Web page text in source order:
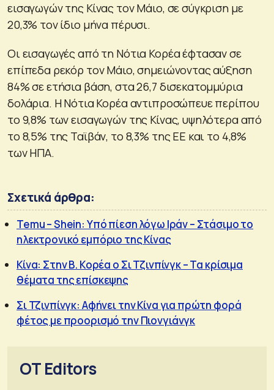
εισαγωγών της Κίνας τον Μάιο, σε σύγκριση με
20,3% τον ίδιο μήνα πέρυσι.
Οι εισαγωγές από τη Νότια Κορέα έφτασαν σε
επίπεδα ρεκόρ τον Μάιο, σημειώνοντας αύξηση
84% σε ετήσια βάση, στα 26,7 δισεκατομμύρια
δολάρια. Η Νότια Κορέα αντιπροσώπευε περίπου
το 9,8% των εισαγωγών της Κίνας, υψηλότερα από
το 8,5% της Ταϊβάν, το 8,3% της ΕΕ και το 4,8%
των ΗΠΑ.
Σχετικά άρθρα:
Temu – Shein: Υπό πίεση λόγω Ιράν – Στάσιμο το
ηλεκτρονικό εμπόριο της Κίνας
Κίνα: Στην Β. Κορέα ο Σι Τζινπίνγκ – Τα κρίσιμα
θέματα της επίσκεψης
Σι Τζινπίνγκ: Αφήνει την Κίνα για πρώτη φορά
φέτος με προορισμό την Πιονγιάνγκ
OT Editors